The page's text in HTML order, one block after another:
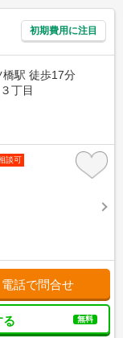
初期費用に注目
橋駅 徒歩17分
丁目
談可
電話で問合せ
る 無料